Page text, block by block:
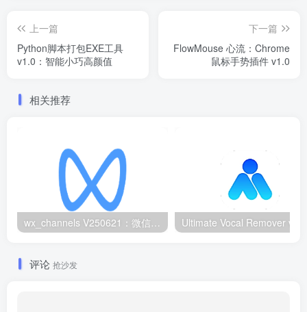
上一篇
Python脚本打包EXE工具
v1.0：智能小巧高颜值
下一篇
FlowMouse 心流：Chrome
鼠标手势插件 v1.0
相关推荐
评论 抢沙发